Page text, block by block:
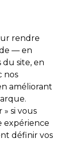
et Matériel
rendre
— en
site, en
nos
améliorant
si vous
expérience
définir vos